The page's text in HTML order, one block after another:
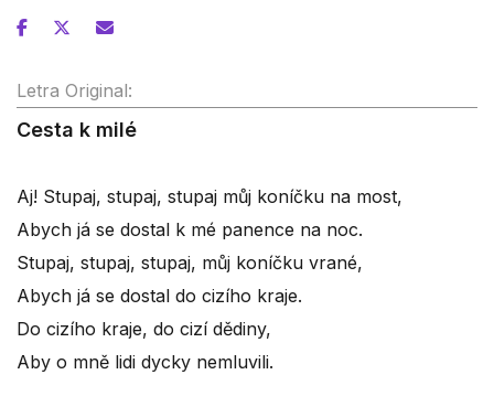
Letra Original:
Cesta k milé
Aj! Stupaj, stupaj, stupaj můj koníčku na most,
Abych já se dostal k mé panence na noc.
Stupaj, stupaj, stupaj, můj koníčku vrané,
Abych já se dostal do cizího kraje.
Do cizího kraje, do cizí dědiny,
Aby o mně lidi dycky nemluvili.